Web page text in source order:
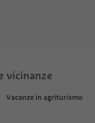
vicinanze
Vacanze in agriturismo